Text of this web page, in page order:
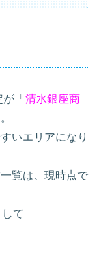
「 清水銀座商
いエリアになり
覧は、現時点で
て